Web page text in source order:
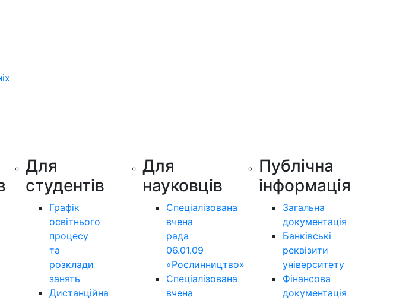
Для
студентів
Графік
освітнього
процесу
та
розклади
занять
Дистанційна
Для
науковців
Спеціалізована
вчена
рада
06.01.09
«Рослинництво»
Спеціалізована
вчена
Публічна
інформація
Загальна
документація
Банківські
реквізити
університету
Фінансова
документація